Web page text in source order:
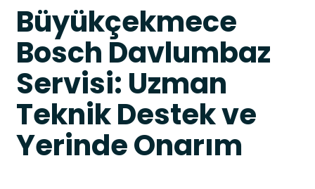
Büyükçekmece
Bosch Davlumbaz
Servisi: Uzman
Teknik Destek ve
Yerinde Onarım